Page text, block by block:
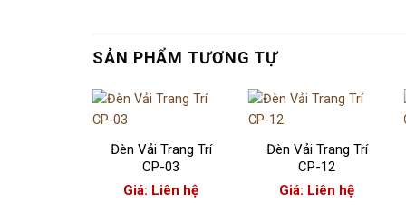
SẢN PHẨM TƯƠNG TỰ
+
Đèn Vải Trang Trí
CP-03
Giá: Liên hệ
+
Đèn Vải Trang Trí
CP-12
Giá: Liên hệ